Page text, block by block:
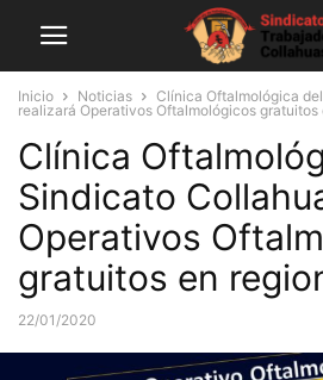
Inicio Noticias
Clínica Oftalmológica
realizará Operativos Oftalmológicos gratuitos
Clínica
Sindicato
Operativos
gratuitos en
22/01/2020